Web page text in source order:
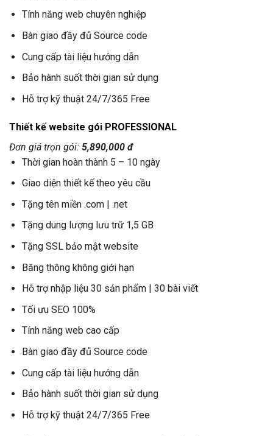
Tính năng web chuyên nghiệp
Bàn giao đầy đủ Source code
Cung cấp tài liệu hướng dẫn
Bảo hành suốt thời gian sử dụng
Hỗ trợ kỹ thuật 24/7/365 Free
Thiết kế website gói PROFESSIONAL
Đơn giá trọn gói: 5,890,000 đ
Thời gian hoàn thành 5 – 10 ngày
Giao diện thiết kế theo yêu cầu
Tặng tên miền .com | .net
Tặng dung lượng lưu trữ 1,5 GB
Tặng SSL bảo mật website
Băng thông không giới hạn
Hỗ trợ nhập liệu 30 sản phẩm | 30 bài viết
Tối ưu SEO 100%
Tính năng web cao cấp
Bàn giao đầy đủ Source code
Cung cấp tài liệu hướng dẫn
Bảo hành suốt thời gian sử dụng
Hỗ trợ kỹ thuật 24/7/365 Free